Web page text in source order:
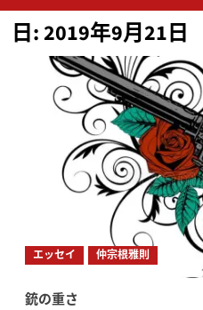
ン
メ
日:2019年9月21日
エッセイ 仲宗根雅則
銃の重さ